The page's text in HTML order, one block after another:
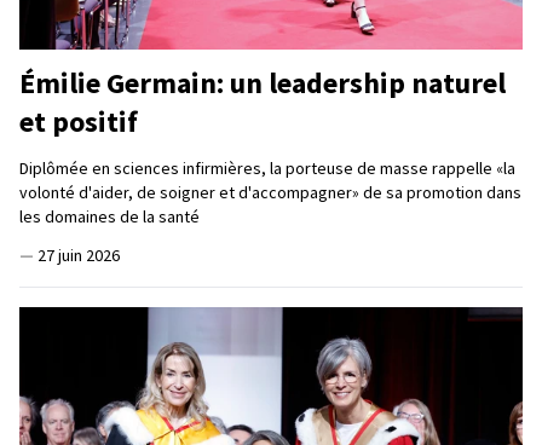
Émilie Germain: un leadership naturel
et positif
Diplômée en sciences infirmières, la porteuse de masse rappelle «la
volonté d'aider, de soigner et d'accompagner» de sa promotion dans
les domaines de la santé
— 27 juin 2026